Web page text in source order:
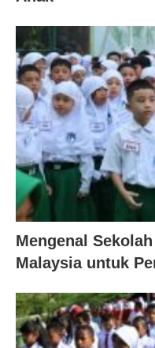
Mengenal
Malaysia untuk